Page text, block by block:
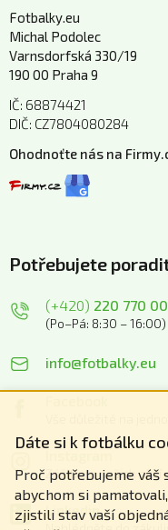
Dáte si k fotbálku
Proč potřebujeme váš
abychom si
zjistili stav vaší
Fotbalky.eu
Michal Podolec
Varnsdorfská 330/19
190 00 Praha 9
IČ: 68874421
DIČ: CZ7804080284
Ohodnoťte nás na
Potřebujete
(+420) 220 770
(Po–Pá: 8:30 – 16:00)
info@fotbalky.eu
Zážitky z našich akcí
Linkedin